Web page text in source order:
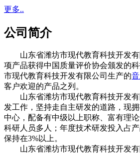
更多..
公司简介
山东省潍坊市现代教育科技开发有
项产品获得中国质量评价协会颁发的
市现代教育科技开发有限公司生产的
客户欢迎的产品之列。
山东省潍坊市现代教育科技开发有
发工作，坚持走自主研发的道路，现
中心，配备有中级以上职称、富有理
科研人员多人；年度技术研发投入占
保持在3%以上。
山东省潍坊市现代教育科技开发有